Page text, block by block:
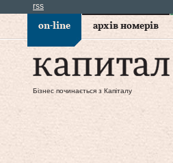
rss
on-line архів номерів
Бізнес починається з Капіталу